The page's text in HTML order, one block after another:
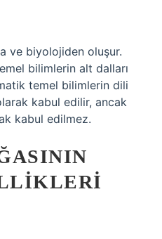
ve biyolojiden oluşur.
bilimlerin alt dalları
temel bilimlerin dili
kabul edilir, ancak
kabul edilmez.